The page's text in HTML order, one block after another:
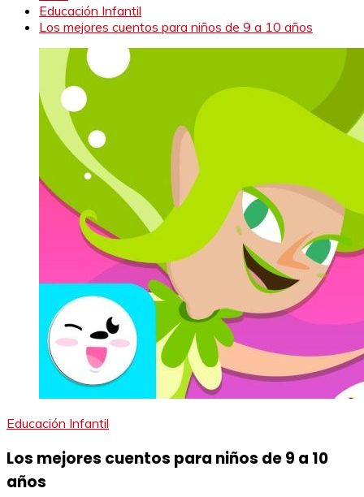
Educación Infantil
Los mejores cuentos para niños de 9 a 10 años
Educación Infantil
Los mejores cuentos para niños de 9 a 10
años